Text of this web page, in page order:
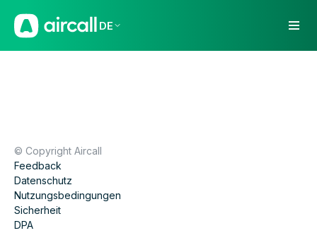
DE
© Copyright Aircall
Feedback
Datenschutz
Nutzungsbedingungen
Sicherheit
DPA